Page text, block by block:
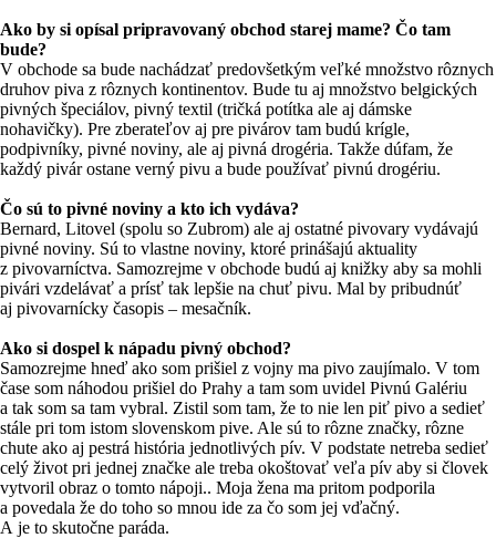
Ako by si opísal pripravovaný obchod starej mame? Čo tam
bude?
V obchode sa bude nachádzať predovšetkým veľké množstvo rôznych
druhov piva z rôznych kontinentov. Bude tu aj množstvo belgických
pivných špeciálov, pivný textil (tričká potítka ale aj dámske
nohavičky). Pre zberateľov aj pre pivárov tam budú krígle,
podpivníky, pivné noviny, ale aj pivná drogéria. Takže dúfam, že
každý pivár ostane verný pivu a bude používať pivnú drogériu.
Čo sú to pivné noviny a kto ich vydáva?
Bernard, Litovel (spolu so Zubrom) ale aj ostatné pivovary vydávajú
pivné noviny. Sú to vlastne noviny, ktoré prinášajú aktuality
z pivovarníctva. Samozrejme v obchode budú aj knižky aby sa mohli
pivári vzdelávať a prísť tak lepšie na chuť pivu. Mal by pribudnúť
aj pivovarnícky časopis – mesačník.
Ako si dospel k nápadu pivný obchod?
Samozrejme hneď ako som prišiel z vojny ma pivo zaujímalo. V tom
čase som náhodou prišiel do Prahy a tam som uvidel Pivnú Galériu
a tak som sa tam vybral. Zistil som tam, že to nie len piť pivo a sedieť
stále pri tom istom slovenskom pive. Ale sú to rôzne značky, rôzne
chute ako aj pestrá história jednotlivých pív. V podstate netreba sedieť
celý život pri jednej značke ale treba okoštovať veľa pív aby si človek
vytvoril obraz o tomto nápoji.. Moja žena ma pritom podporila
a povedala že do toho so mnou ide za čo som jej vďačný.
A je to skutočne paráda.